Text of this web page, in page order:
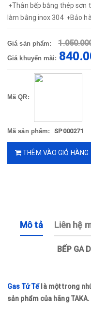
+Thân bếp bằng thép sơn
làm bằng inox 304 +Bảo
Giá sản phẩm:
Giá khuyến mãi:
Mã QR:
Mã sản phẩm: SP000271
THÊM VÀO GIỎ HÀNG
Mô tả Liên hệ
BẾP GA
Gas Tử Tếlà một trong
sản phẩm của hãng TAKA.